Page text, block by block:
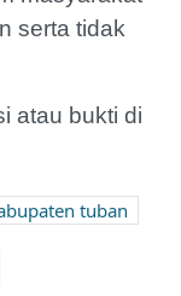
serta tidak
atau bukti di
tuban